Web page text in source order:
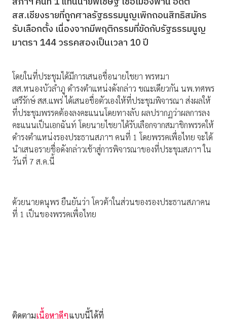
สส.เชียงรายที่ถูกศาลรัฐธรรมนูญเพิกถอนสิทธิสมัคร
รับเลือกตั้ง เนื่องจากมีพฤติกรรมที่ขัดกับรัฐธรรมนูญ
มาตรา 144 วรรคสองเป็นเวลา 10 ปี
โดยในที่ประชุมได้มีการเสนอชื่อนายไชยา พรหมา
สส.หนองบัวลำภู ดำรงตำแหน่งดังกล่าว ขณะเดียวกัน นพ.ทศพร
เสรีรักษ์ สส.แพร่ ได้เสนอชื่อตัวเองให้ที่ประชุมพิจารณา ส่งผลให้
ที่ประชุมพรรคต้องลงคะแนนโดยทางลับ ผลปรากฏว่าผลการลง
คะแนนเป็นเอกฉันท์ โดยนายไชยาได้รับเลือกจากสมาชิกพรรคให้
ดำรงตำแหน่งรองประธานสภาฯ คนที่ 1 โดยพรรคเพื่อไทย จะได้
นำเสนอรายชื่อดังกล่าวเช้าสู่การพิจารณาของที่ประชุมสภาฯ ใน
วันที่ 7 ส.ค.นี้
ด้วยนายดนุพร ยืนยันว่า โควต้าในส่วนของรองประธานสภาคน
ที่ 1 เป็นของพรรคเพื่อไทย
ติดตามเนื้อหาดีๆแบบนี้ได้ที่